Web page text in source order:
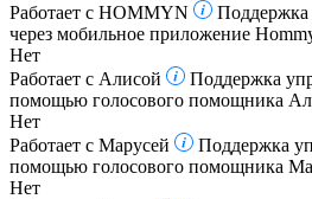
Работает с HOMMYN
Поддержка
через мобильное приложение
Нет
Работает с Алисой
Поддержка
помощью голосового помощника
Нет
Работает с Марусей
Поддержка
помощью голосового помощника
Нет